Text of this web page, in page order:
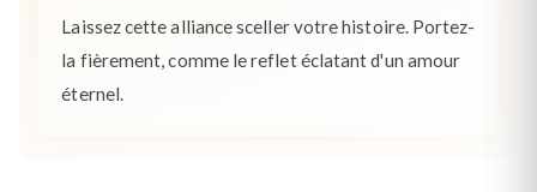
Laissez cette alliance sceller votre histoire. Portez-
la fièrement, comme le reflet éclatant d'un amour
éternel.